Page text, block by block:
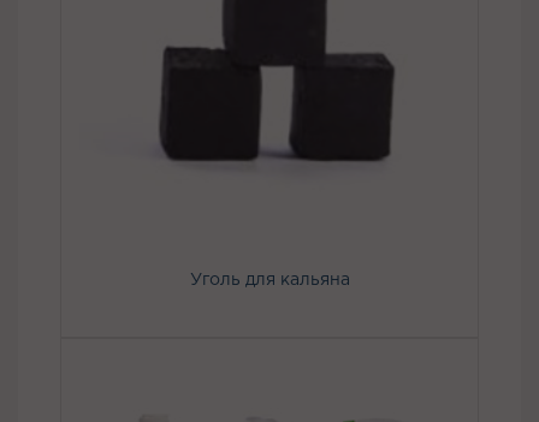
Уголь для кальяна